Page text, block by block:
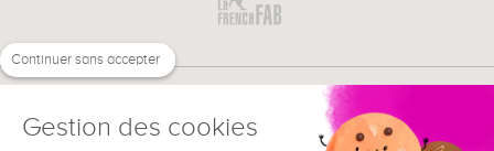
Continuer sans accepter
Gestion des cookies